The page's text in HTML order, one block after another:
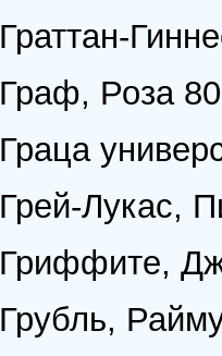
Граттан-
Граф, Роза 80
Граца
Грей-Лукас,
Гриффите,
Грубль,